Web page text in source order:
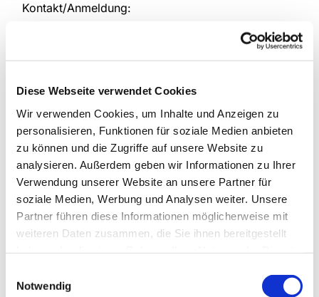
Diese Webseite verwendet Cookies
Wir verwenden Cookies, um Inhalte und Anzeigen zu
personalisieren, Funktionen für soziale Medien anbieten
zu können und die Zugriffe auf unsere Website zu
analysieren. Außerdem geben wir Informationen zu Ihrer
Verwendung unserer Website an unsere Partner für
soziale Medien, Werbung und Analysen weiter. Unsere
Partner führen diese Informationen möglicherweise mit
weiteren Daten zusammen, die Sie ihnen bereitgestellt
Notwendig
Kontakt/Anmeldung:
Tel.: 0231/50-28090
Seniorenbuero.mengede@dortmund.de